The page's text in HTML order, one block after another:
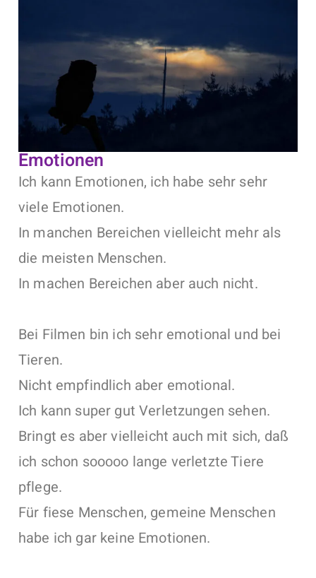
Emotionen
Ich kann Emotionen, ich habe sehr sehr
viele Emotionen.
In manchen Bereichen vielleicht mehr als
die meisten Menschen.
In machen Bereichen aber auch nicht.
Bei Filmen bin ich sehr emotional und bei
Tieren.
Nicht empfindlich aber emotional.
Ich kann super gut Verletzungen sehen.
Bringt es aber vielleicht auch mit sich, daß
ich schon sooooo lange verletzte Tiere
pflege.
Für fiese Menschen, gemeine Menschen
habe ich gar keine Emotionen.